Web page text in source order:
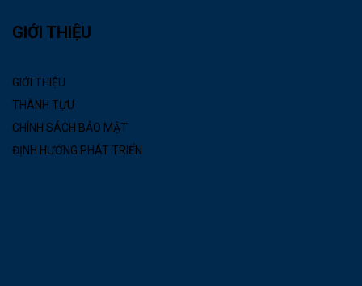
GIỚI THIỆU
GIỚI THIỆU
THÀNH TỰU
CHÍNH SÁCH BẢO MẬT
ĐỊNH HƯỚNG PHÁT TRIỂN